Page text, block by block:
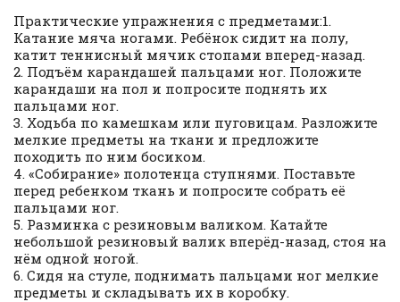
Практические упражнения с предметами:1.
Катание мяча ногами. Ребёнок сидит на полу,
катит теннисный мячик стопами вперед-назад.
2. Подъём карандашей пальцами ног. Положите
карандаши на пол и попросите поднять их
пальцами ног.
3. Ходьба по камешкам или пуговицам. Разложите
мелкие предметы на ткани и предложите
походить по ним босиком.
4. «Собирание» полотенца ступнями. Поставьте
перед ребенком ткань и попросите собрать её
пальцами ног.
5. Разминка с резиновым валиком. Катайте
небольшой резиновый валик вперёд-назад, стоя на
нём одной ногой.
6. Сидя на стуле, поднимать пальцами ног мелкие
предметы и складывать их в коробку.